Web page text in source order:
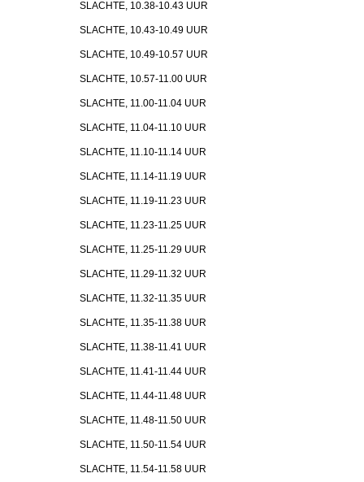
SLACHTE, 10.38-10.43 UUR
SLACHTE, 10.43-10.49 UUR
SLACHTE, 10.49-10.57 UUR
SLACHTE, 10.57-11.00 UUR
SLACHTE, 11.00-11.04 UUR
SLACHTE, 11.04-11.10 UUR
SLACHTE, 11.10-11.14 UUR
SLACHTE, 11.14-11.19 UUR
SLACHTE, 11.19-11.23 UUR
SLACHTE, 11.23-11.25 UUR
SLACHTE, 11.25-11.29 UUR
SLACHTE, 11.29-11.32 UUR
SLACHTE, 11.32-11.35 UUR
SLACHTE, 11.35-11.38 UUR
SLACHTE, 11.38-11.41 UUR
SLACHTE, 11.41-11.44 UUR
SLACHTE, 11.44-11.48 UUR
SLACHTE, 11.48-11.50 UUR
SLACHTE, 11.50-11.54 UUR
SLACHTE, 11.54-11.58 UUR